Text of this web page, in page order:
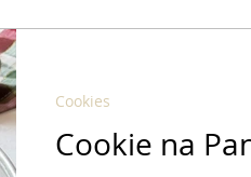
Cookie na
Cookies